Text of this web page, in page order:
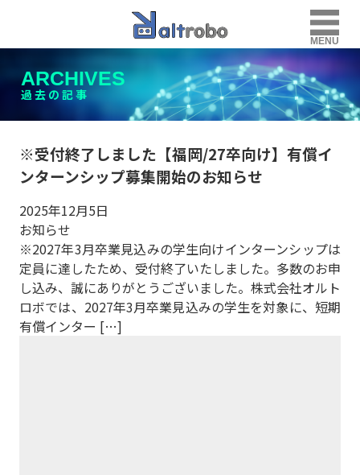
MENU
ARCHIVES
過去の記事
※受付終了しました【福岡/27卒向け】有償イ
ンターンシップ募集開始のお知らせ
2025年12月5日
お知らせ
※2027年3月卒業見込みの学生向けインターンシップは
定員に達したため、受付終了いたしました。多数のお申
し込み、誠にありがとうございました。株式会社オルト
ロボでは、2027年3月卒業見込みの学生を対象に、短期
有償インター […]